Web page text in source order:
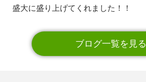
盛大に盛り上げてくれました！！
ブログ一覧を見る